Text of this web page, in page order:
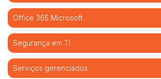
Office 365 Microsoft
Segurança em TI
Serviços gerenciados